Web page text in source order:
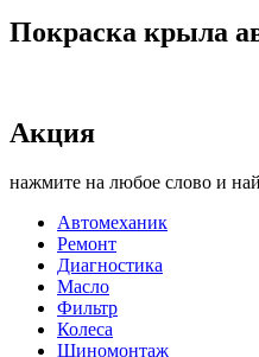
Покраска крыла
Акция
нажмите на любое слово и
Автомеханик
Ремонт
Диагностика
Масло
Фильтр
Колеса
Шиномонтаж